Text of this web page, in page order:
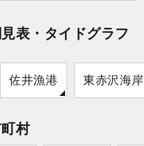
表・タイドグラフ
佐井漁港 東赤沢海岸
村